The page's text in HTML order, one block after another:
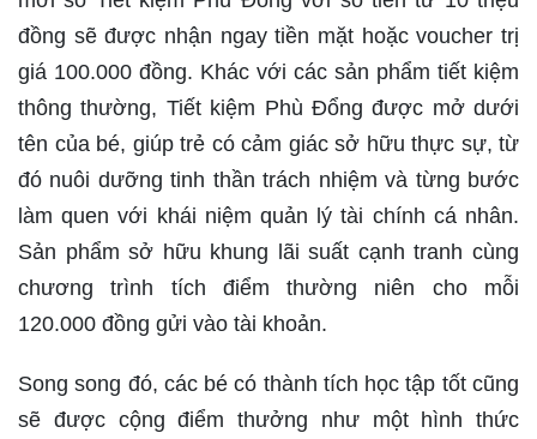
đồng sẽ được nhận ngay tiền mặt hoặc voucher trị
giá 100.000 đồng. Khác với các sản phẩm tiết kiệm
thông thường, Tiết kiệm Phù Đổng được mở dưới
tên của bé, giúp trẻ có cảm giác sở hữu thực sự, từ
đó nuôi dưỡng tinh thần trách nhiệm và từng bước
làm quen với khái niệm quản lý tài chính cá nhân.
Sản phẩm sở hữu khung lãi suất cạnh tranh cùng
chương trình tích điểm thường niên cho mỗi
120.000 đồng gửi vào tài khoản.
Song song đó, các bé có thành tích học tập tốt cũng
sẽ được cộng điểm thưởng như một hình thức